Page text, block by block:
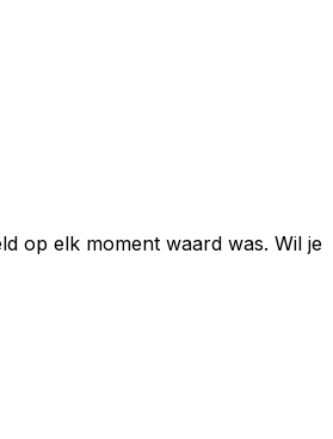
op elk moment waard was. Wil je